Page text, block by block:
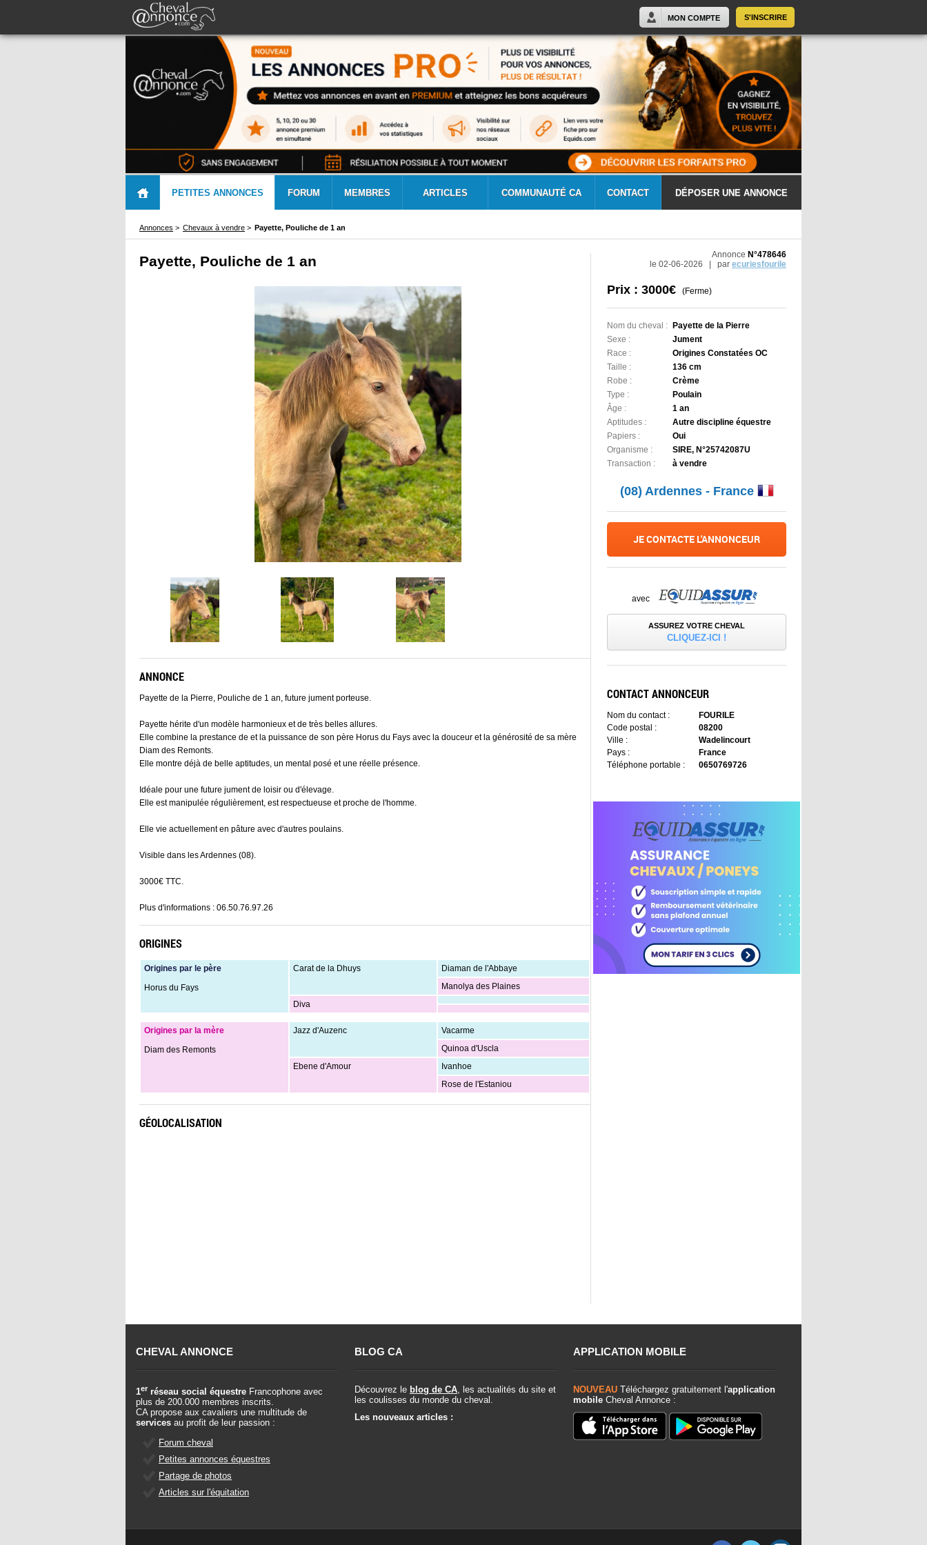
S'INSCRIRE
MON COMPTE
PETITES ANNONCES FORUM MEMBRES ARTICLES COMMUNAUTÉ CA CONTACT DÉPOSER UNE ANNONCE
Annonces > Chevaux à vendre > Payette, Pouliche de 1 an
Payette, Pouliche de 1 an
ANNONCE
Payette de la Pierre, Pouliche de 1 an, future jument porteuse.
Payette hérite d'un modèle harmonieux et de très belles allures.
Elle combine la prestance de et la puissance de son père Horus du Fays avec la douceur et la générosité de sa mère
Diam des Remonts.
Elle montre déjà de belle aptitudes, un mental posé et une réelle présence.
Idéale pour une future jument de loisir ou d'élevage.
Elle est manipulée régulièrement, est respectueuse et proche de l'homme.
Elle vie actuellement en pâture avec d'autres poulains.
Visible dans les Ardennes (08).
3000€ TTC.
Plus d'informations : 06.50.76.97.26
ORIGINES
Origines par le père
Horus du Fays
Carat de la Dhuys
Diaman de l'Abbaye
Manolya des Plaines
Diva
Origines par la mère
Diam des Remonts
Jazz d'Auzenc
Vacarme
Quinoa d'Uscla
Ebene d'Amour
Ivanhoe
Rose de l'Estaniou
GÉOLOCALISATION
Annonce N°478646
le 02-06-2026 | par ecuriesfourile
Prix : 3000€ (Ferme)
Nom du cheval :
Payette de la Pierre
Sexe :
Jument
Race :
Origines Constatées OC
Taille :
136 cm
Robe :
Crème
Type :
Poulain
Âge :
1 an
Aptitudes :
Autre discipline équestre
Papiers :
Oui
Organisme :
SIRE, N°25742087U
Transaction :
à vendre
(08) Ardennes - France
JE CONTACTE L'ANNONCEUR
avec
ASSUREZ VOTRE CHEVAL
CLIQUEZ-ICI !
CONTACT ANNONCEUR
Nom du contact :
FOURILE
Code postal :
08200
Ville :
Wadelincourt
Pays :
France
Téléphone portable :
0650769726
CHEVAL ANNONCE
1er réseau social équestre Francophone avec
plus de 200.000 membres inscrits.
CA propose aux cavaliers une multitude de
services au profit de leur passion :
Forum cheval
Petites annonces équestres
Partage de photos
Articles sur l'équitation
BLOG CA
Découvrez le blog de CA , les actualités du site et
les coulisses du monde du cheval.
Les nouveaux articles :
APPLICATION MOBILE
NOUVEAU Téléchargez gratuitement l'application
mobile Cheval Annonce :